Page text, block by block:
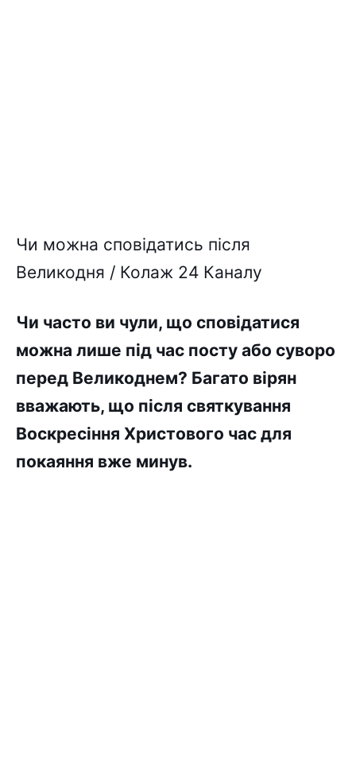
Чи можна сповідатись після
Великодня / Колаж 24 Каналу
Чи часто ви чули, що сповідатися
можна лише під час посту або суворо
перед Великоднем? Багато вірян
вважають, що після святкування
Воскресіння Христового час для
покаяння вже минув.